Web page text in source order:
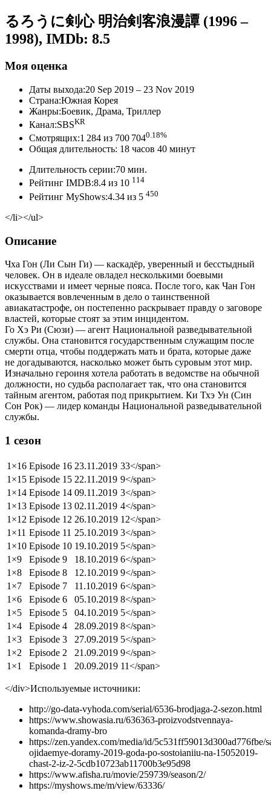
るろうに剣心 明治剣客浪漫譚 (1996 –
1998), IMDb: 8.5
Моя оценка
Даты выхода:20 Sep 2019 – 23 Nov 2019
Страна:Южная Корея
Жанры:Боевик, Драма, Триллер
Канал:SBSKR
Смотрящих:1 284 из 700 7040.18%
Общая длительность: 18 часов 40 минут
Длительность серии:70 мин.
Рейтинг IMDB:8.4 из 10 114
Рейтинг MyShows:4.34 из 5 450
</li></ul>
Описание
Чха Гон (Ли Сын Ги) — каскадёр, уверенный и бесстыдный
человек. Он в идеале овладел несколькими боевыми
искусствами и имеет черные пояса. После того, как Чан Гон
оказывается вовлеченным в дело о таинственной
авиакатастрофе, он постепенно раскрывает правду о заговоре
властей, которые стоят за этим инцидентом.
Го Хэ Ри (Сюзи) — агент Национальной разведывательной
службы. Она становится государственным служащим после
смерти отца, чтобы поддержать мать и брата, которые даже
не догадываются, насколько может быть суровым этот мир.
Изначально героиня хотела работать в ведомстве на обычной
должности, но судьба располагает так, что она становится
тайным агентом, работая под прикрытием. Ки Тхэ Ун (Син
Сон Рок) — лидер команды Национальной разведывательной
службы.
1 сезон
1×16 Episode 16 23.11.2019 33</span>
1×15 Episode 15 22.11.2019 9</span>
1×14 Episode 14 09.11.2019 3</span>
1×13 Episode 13 02.11.2019 4</span>
1×12 Episode 12 26.10.2019 12</span>
1×11 Episode 11 25.10.2019 3</span>
1×10 Episode 10 19.10.2019 5</span>
1×9
Episode 9 18.10.2019 6</span>
1×8
Episode 8 12.10.2019 9</span>
1×7
Episode 7 11.10.2019 6</span>
1×6
Episode 6 05.10.2019 8</span>
1×5
Episode 5 04.10.2019 5</span>
1×4
Episode 4 28.09.2019 8</span>
1×3
Episode 3 27.09.2019 5</span>
1×2
Episode 2 21.09.2019 9</span>
1×1
Episode 1 20.09.2019 11</span>
</div>Используемые источники:
http://go-data-vyhoda.com/serial/6536-brodjaga-2-sezon.html
https://www.showasia.ru/636363-proizvodstvennaya-
komanda-dramy-bro
https://zen.yandex.com/media/id/5c531ff59013d300ad776fbe/
ojidaemye-doramy-2019-goda-po-sostoianiiu-na-15052019-
chast-2-iz-2-5cdb10723ab11700b3e95d98
https://www.afisha.ru/movie/259739/season/2/
https://myshows.me/m/view/63336/